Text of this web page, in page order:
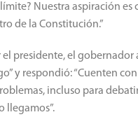
Nuestra aspiración es
de la Constitución.”
presidente, el gobernador
y respondió: “Cuenten
incluso para
llegamos”.